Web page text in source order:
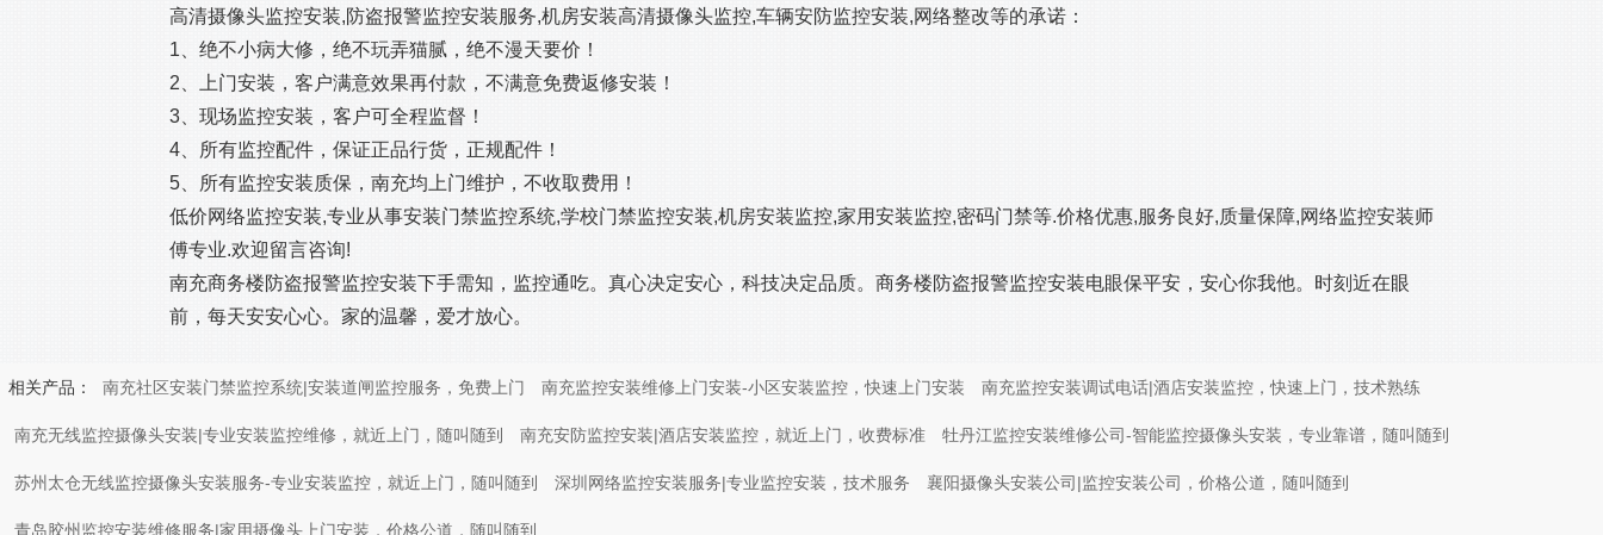
高清摄像头监控安装,防盗报警监控安装服务,机房安装高清摄像头监控,车辆安防监控安装,网络整改等的承诺：
1、绝不小病大修，绝不玩弄猫腻，绝不漫天要价！
2、上门安装，客户满意效果再付款，不满意免费返修安装！
3、现场监控安装，客户可全程监督！
4、所有监控配件，保证正品行货，正规配件！
5、所有监控安装质保，南充均上门维护，不收取费用！
低价网络监控安装,专业从事安装门禁监控系统,学校门禁监控安装,机房安装监控,家用安装监控,密码门禁等.价格优惠,服务良好,质量保障,网络监控安装师
傅专业.欢迎留言咨询!
南充商务楼防盗报警监控安装下手需知，监控通吃。真心决定安心，科技决定品质。商务楼防盗报警监控安装电眼保平安，安心你我他。时刻近在眼
前，每天安安心心。家的温馨，爱才放心。
相关产品： 南充社区安装门禁监控系统|安装道闸监控服务，免费上门 南充监控安装维修上门安装-小区安装监控，快速上门安装 南充监控安装调试电话|酒店安装监控，快速上门，技术熟练
南充无线监控摄像头安装|专业安装监控维修，就近上门，随叫随到 南充安防监控安装|酒店安装监控，就近上门，收费标准 牡丹江监控安装维修公司-智能监控摄像头安装，专业靠谱，随叫随到
苏州太仓无线监控摄像头安装服务-专业安装监控，就近上门，随叫随到 深圳网络监控安装服务|专业监控安装，技术服务 襄阳摄像头安装公司|监控安装公司，价格公道，随叫随到
青岛胶州监控安装维修服务|家用摄像头上门安装，价格公道，随叫随到